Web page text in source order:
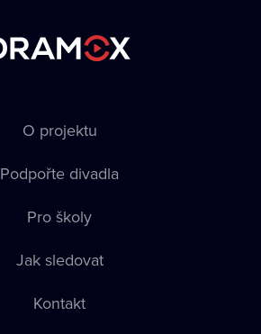
O projektu
Podpořte divadla
Pro školy
Jak sledovat
Kontakt